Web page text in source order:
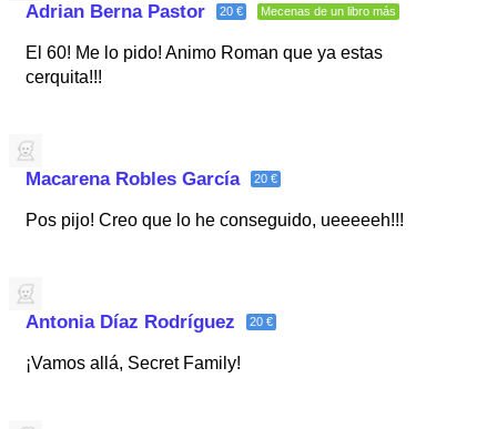
Adrian Berna Pastor 20 € Mecenas de un libro más
El 60! Me lo pido! Animo Roman que ya estas
cerquita!!!
Macarena Robles García 20 €
Pos pijo! Creo que lo he conseguido, ueeeeeh!!!
Antonia Díaz Rodríguez 20 €
¡Vamos allá, Secret Family!